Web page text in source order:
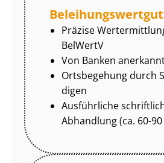
Präzise
BelWertV
Von Banken
Ortsbegehung durch
di­gen
Ausführliche
Abhandlung (ca. 60-